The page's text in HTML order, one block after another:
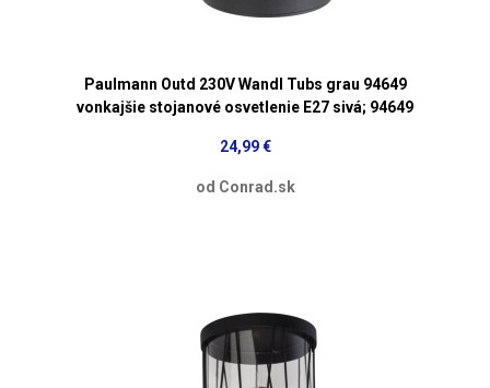
Paulmann Outd 230V Wandl Tubs grau 94649
vonkajšie stojanové osvetlenie E27 sivá; 94649
24,99 €
od Conrad.sk